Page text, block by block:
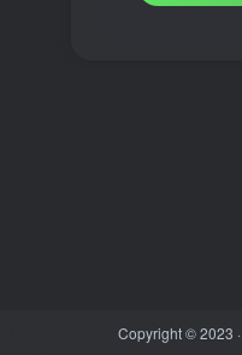
Copyright © 2023 ·